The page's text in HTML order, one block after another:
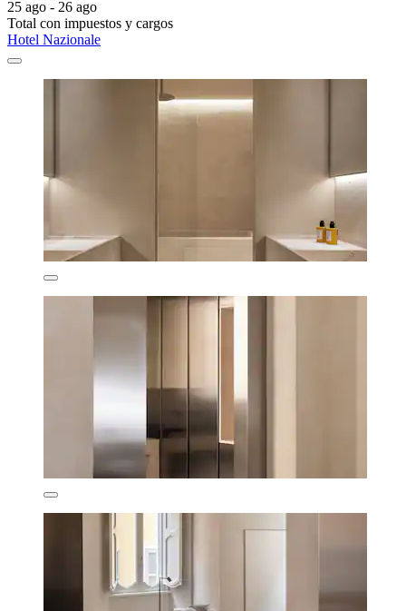
25 ago - 26 ago
Total con impuestos y cargos
Hotel Nazionale